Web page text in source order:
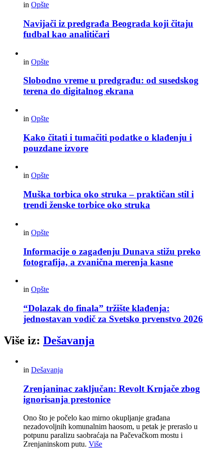
in Opšte
Navijači iz predgrađa Beograda koji čitaju
fudbal kao analitičari
in Opšte
Slobodno vreme u predgrađu: od susedskog
terena do digitalnog ekrana
in Opšte
Kako čitati i tumačiti podatke o klađenju i
pouzdane izvore
in Opšte
Muška torbica oko struka – praktičan stil i
trendi ženske torbice oko struka
in Opšte
Informacije o zagađenju Dunava stižu preko
fotografija, a zvanična merenja kasne
in Opšte
“Dolazak do finala” tržište klađenja:
jednostavan vodič za Svetsko prvenstvo 2026
Više iz: Dešavanja
in Dešavanja
Zrenjaninac zaključan: Revolt Krnjače zbog
ignorisanja prestonice
Ono što je počelo kao mirno okupljanje građana
nezadovoljnih komunalnim haosom, u petak je preraslo u
potpunu paralizu saobraćaja na Pačevačkom mostu i
Zrenjaninskom putu. Više